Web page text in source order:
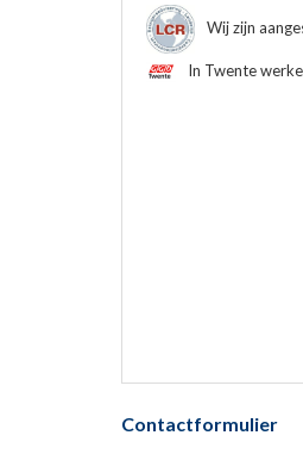
Wij zijn
In Twente
Contactformulier